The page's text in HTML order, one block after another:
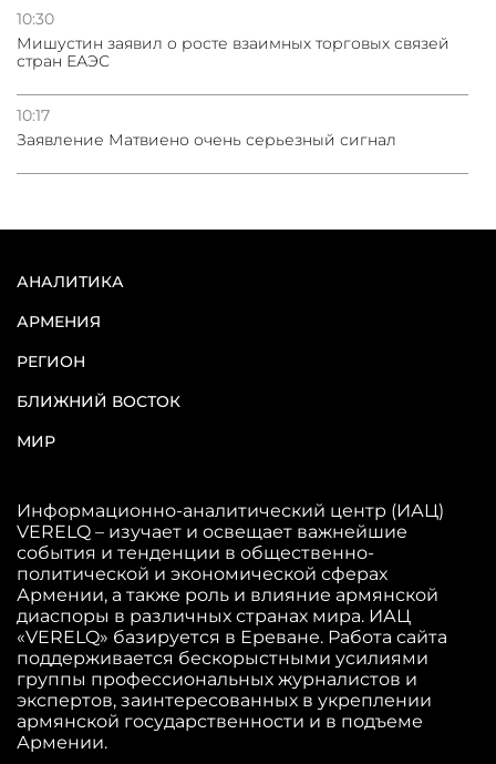
10:30
Мишустин заявил о росте взаимных торговых связей
стран ЕАЭС
10:17
Заявление Матвиено очень серьезный сигнал
АНАЛИТИКА
АРМЕНИЯ
РЕГИОН
БЛИЖНИЙ ВОСТОК
МИР
Информационно-аналитический центр (ИАЦ)
VERELQ – изучает и освещает важнейшие
события и тенденции в общественно-
политической и экономической сферах
Армении, а также роль и влияние армянской
диаспоры в различных странах мира. ИАЦ
«VERELQ» базируется в Ереване. Работа сайта
поддерживается бескорыстными усилиями
группы профессиональных журналистов и
экспертов, заинтересованных в укреплении
армянской государственности и в подъеме
Армении.